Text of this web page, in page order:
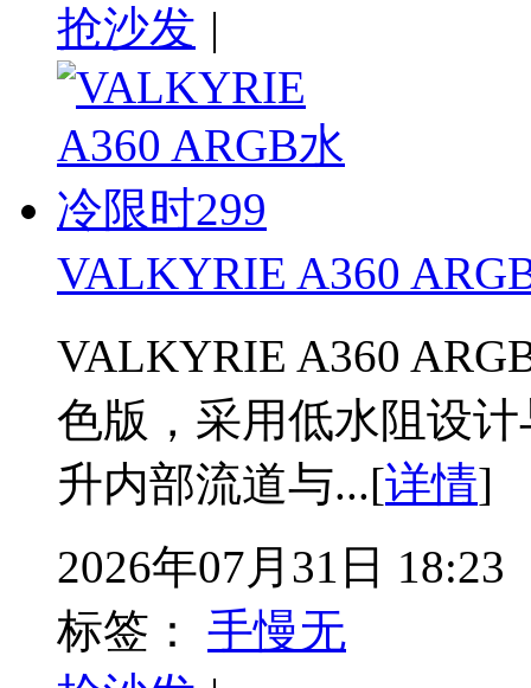
抢沙发 |
VALKYRIE A360
VALKYRIE A360
色版，采用低水阻设
升内部流道与...[详情]
2026年07月31日 18:23
标签：
手慢无